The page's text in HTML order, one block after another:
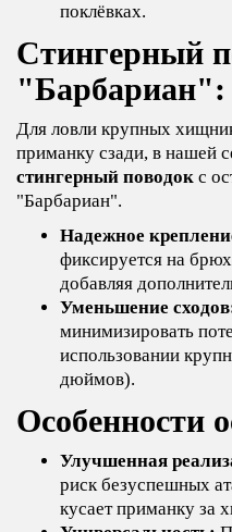
поклёвках.
Стингерный
"Барбариан":
Для ловли крупных
приманку сзади, в нашей
стингерный поводок с
"Барбариан".
Надежное
фиксируется на
добавляя
Уменьшение
минимизировать
использовании
дюймов).
Особенности
Улучшенная
риск безуспешных
кусает приманку за